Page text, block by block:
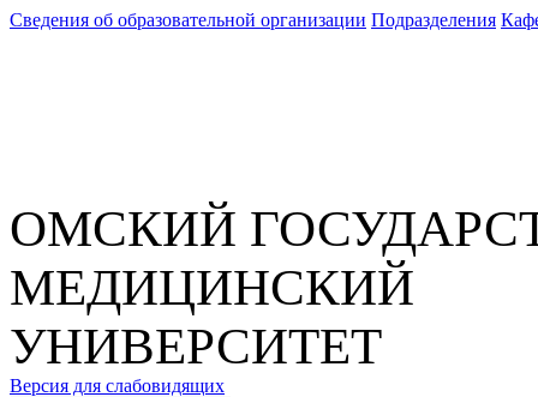
Сведения об образовательной организации Подразделения
ОМСКИЙ
МЕДИЦИНСКИЙ
УНИВЕРСИТЕТ
Версия для слабовидящих